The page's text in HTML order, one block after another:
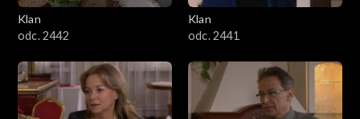
Klan
odc. 2442
Klan
odc. 2441